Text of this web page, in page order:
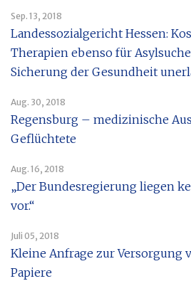
Sep. 13, 2018
Landessozialgericht Hessen:
Therapien ebenso für
Sicherung der Gesundheit
Aug. 30, 2018
Regensburg – medizinische
Geflüchtete
Aug. 16, 2018
„Der Bundesregierung liegen
vor.“
Juli 05, 2018
Kleine Anfrage zur Versorgung
Papiere